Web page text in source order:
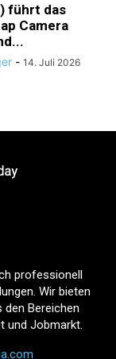
führt das
Camera
- 14. Juli 2026
professionell
Wir bieten
den Bereichen
und Jobmarkt.